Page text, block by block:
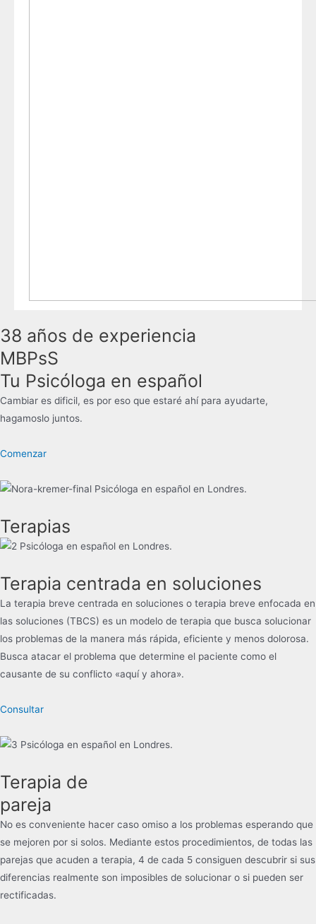
38 años de experiencia
MBPsS
Tu Psicóloga en español
Cambiar es dificil, es por eso que estaré ahí para ayudarte,
hagamoslo juntos.
Comenzar
Terapias
Terapia centrada en soluciones
La terapia breve centrada en soluciones o terapia breve enfocada en
las soluciones (TBCS) es un modelo de terapia que busca solucionar
los problemas de la manera más rápida, eficiente y menos dolorosa.
Busca atacar el problema que determine el paciente como el
causante de su conflicto «aquí y ahora».
Consultar
Terapia de
pareja
No es conveniente hacer caso omiso a los problemas esperando que
se mejoren por si solos. Mediante estos procedimientos, de todas las
parejas que acuden a terapia, 4 de cada 5 consiguen descubrir si sus
diferencias realmente son imposibles de solucionar o si pueden ser
rectificadas.